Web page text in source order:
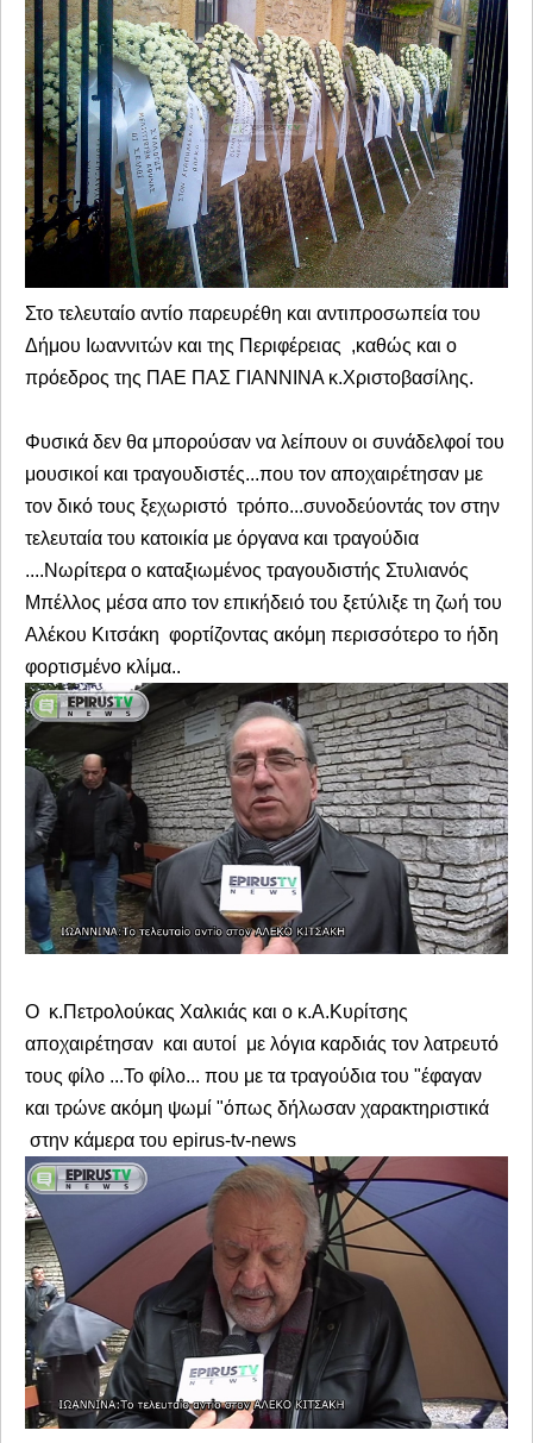
Στο τελευταίο αντίο παρευρέθη και αντιπροσωπεία του
Δήμου Ιωαννιτών και της Περιφέρειας ,καθώς και ο
πρόεδρος της ΠΑΕ ΠΑΣ ΓΙΑΝΝΙΝΑ κ.Χριστοβασίλης.
Φυσικά δεν θα μπορούσαν να λείπουν οι συνάδελφοί του
μουσικοί και τραγουδιστές...που τον αποχαιρέτησαν με
τον δικό τους ξεχωριστό τρόπο...συνοδεύοντάς τον στην
τελευταία του κατοικία με όργανα και τραγούδια
....Νωρίτερα ο καταξιωμένος τραγουδιστής Στυλιανός
Μπέλλος μέσα απο τον επικήδειό του ξετύλιξε τη ζωή του
Αλέκου Κιτσάκη φορτίζοντας ακόμη περισσότερο το ήδη
φορτισμένο κλίμα..
Ο κ.Πετρολούκας Χαλκιάς και ο κ.Α.Κυρίτσης
αποχαιρέτησαν και αυτοί με λόγια καρδιάς τον λατρευτό
τους φίλο ...Το φίλο... που με τα τραγούδια του "έφαγαν
και τρώνε ακόμη ψωμί "όπως δήλωσαν χαρακτηριστικά
στην κάμερα του epirus-tv-news